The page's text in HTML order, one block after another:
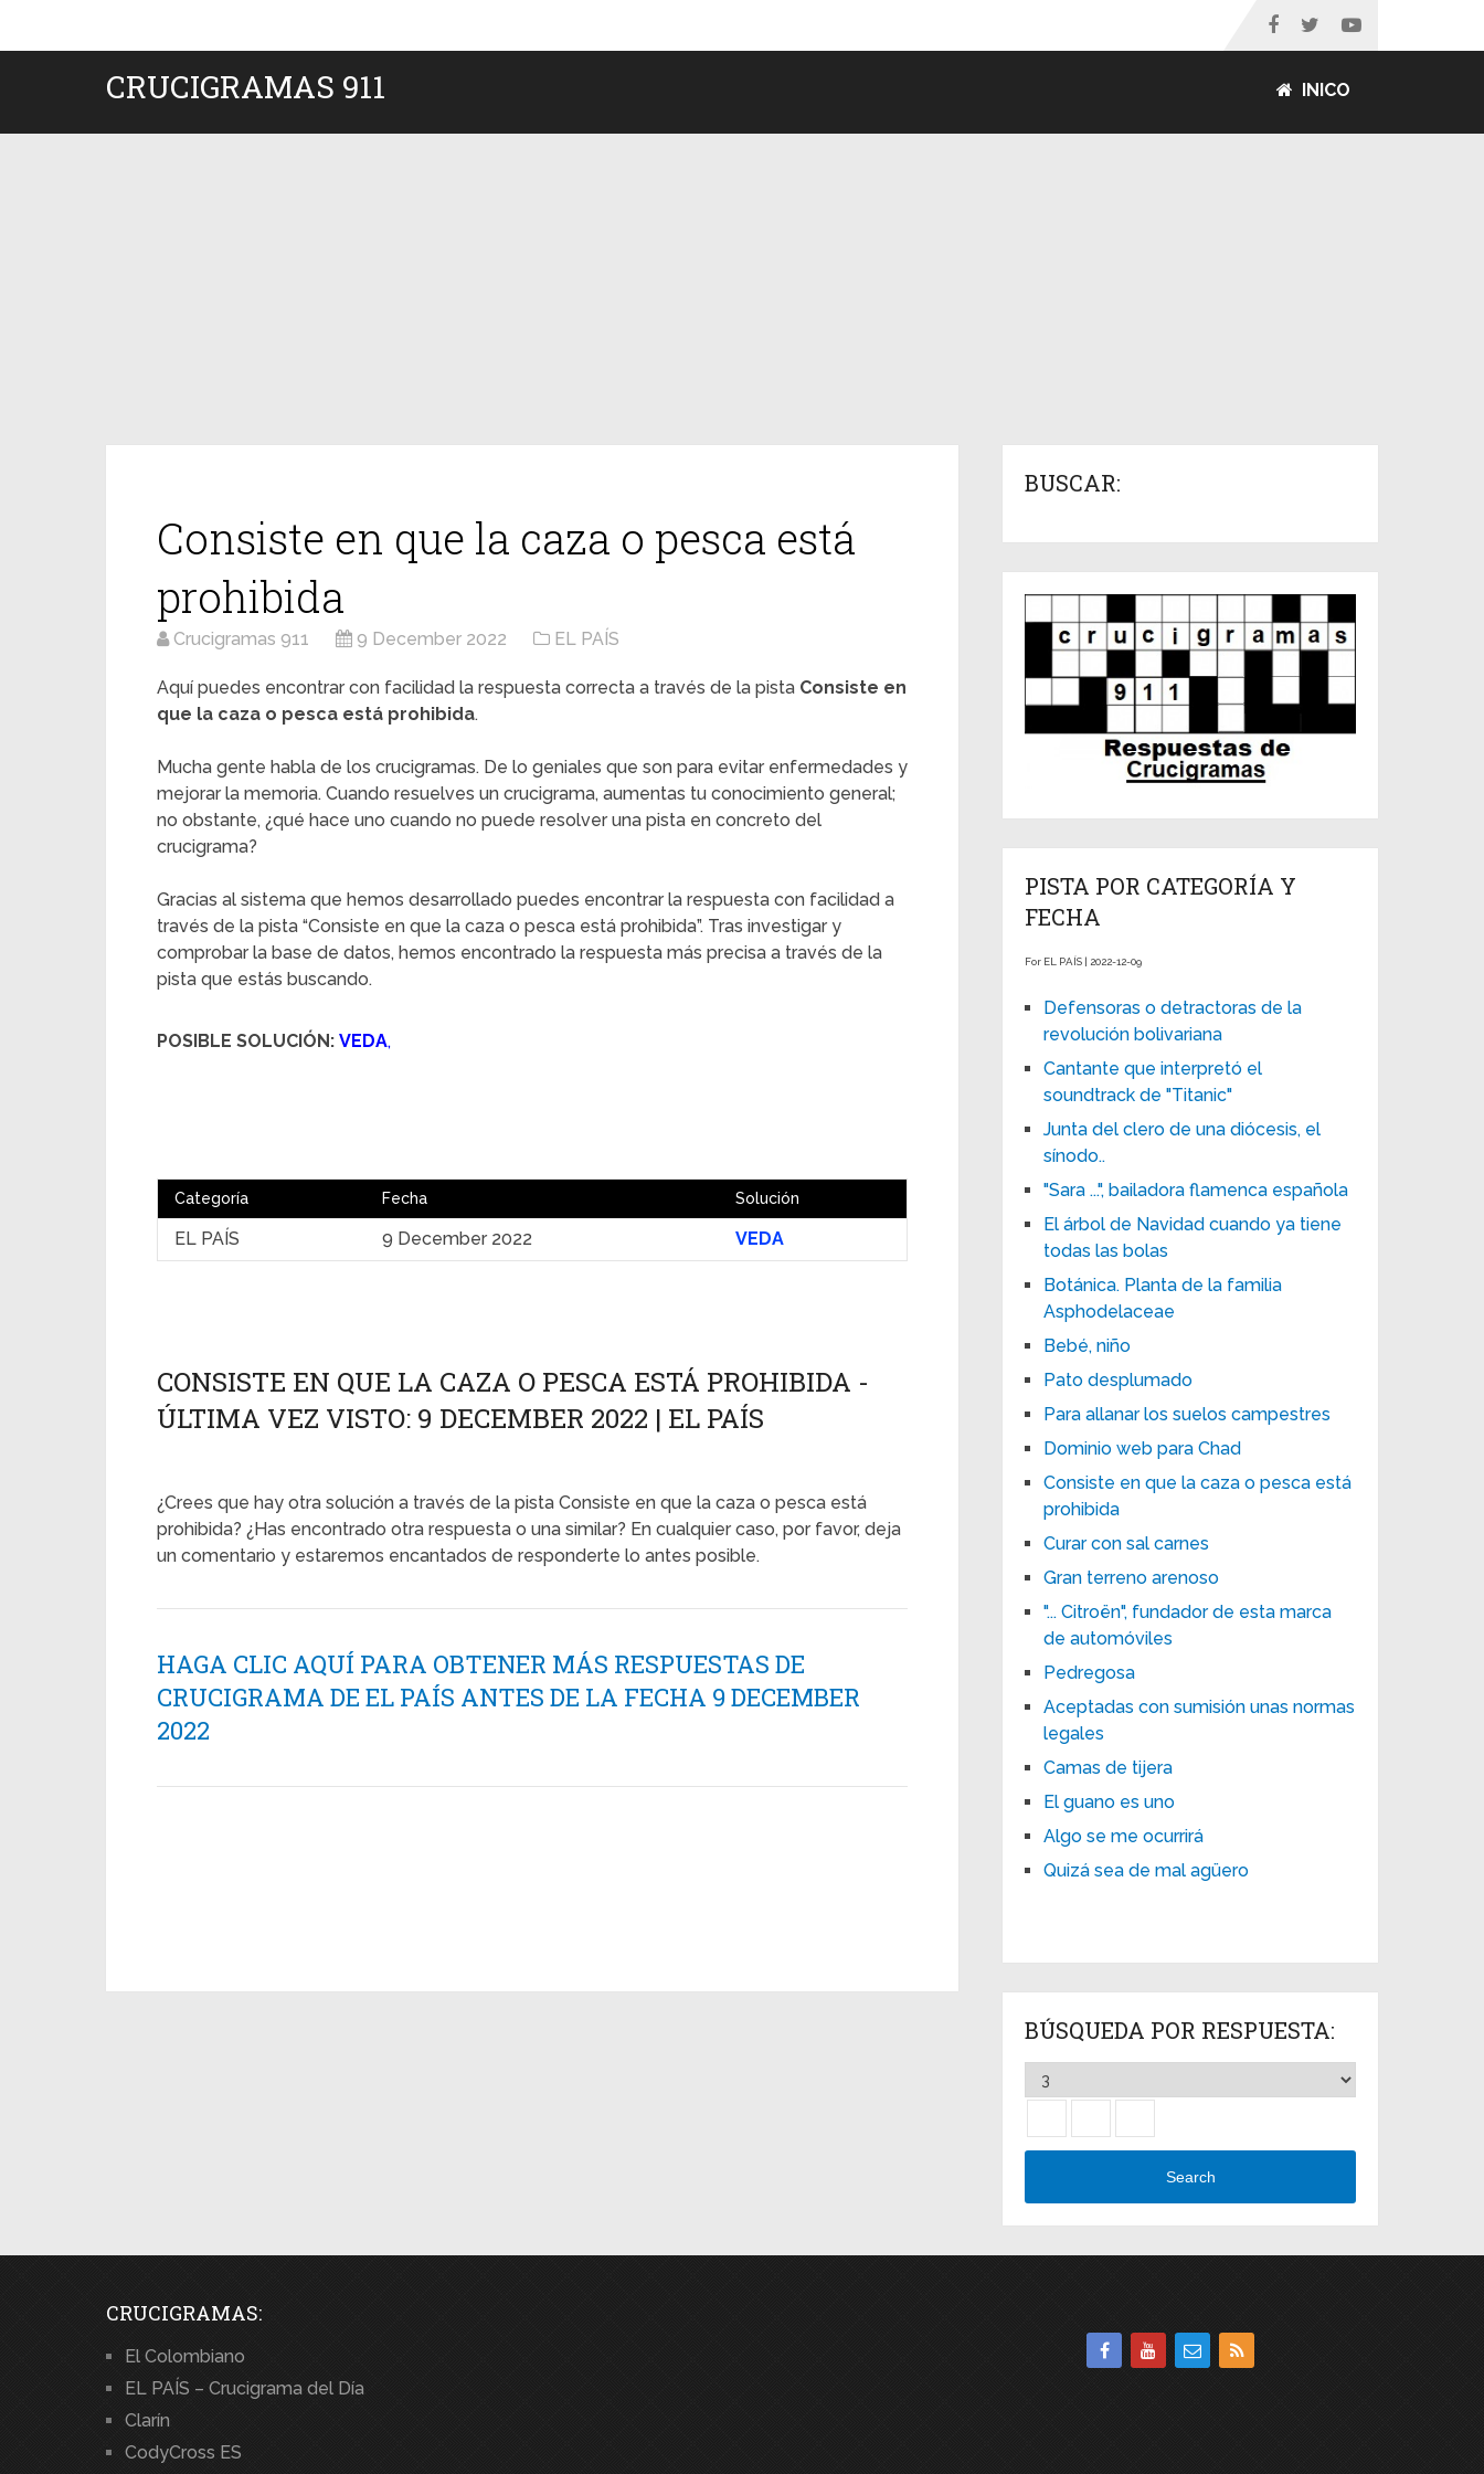
CRUCIGRAMAS 911 INICO
Consiste en que la caza o pesca está
prohibida
Crucigramas 911 9 December 2022 EL PAÍS
Aquí puedes encontrar con facilidad la respuesta correcta a través de la pista Consiste en
que la caza o pesca está prohibida.
Mucha gente habla de los crucigramas. De lo geniales que son para evitar enfermedades y
mejorar la memoria. Cuando resuelves un crucigrama, aumentas tu conocimiento general;
no obstante, ¿qué hace uno cuando no puede resolver una pista en concreto del
crucigrama?
Gracias al sistema que hemos desarrollado puedes encontrar la respuesta con facilidad a
través de la pista “Consiste en que la caza o pesca está prohibida”. Tras investigar y
comprobar la base de datos, hemos encontrado la respuesta más precisa a través de la
pista que estás buscando.
POSIBLE SOLUCIÓN: VEDA,
Categoría Fecha Solución
EL PAÍS 9 December 2022 VEDA
CONSISTE EN QUE LA CAZA O PESCA ESTÁ PROHIBIDA -
ÚLTIMA VEZ VISTO: 9 DECEMBER 2022 | EL PAÍS
¿Crees que hay otra solución a través de la pista Consiste en que la caza o pesca está
prohibida? ¿Has encontrado otra respuesta o una similar? En cualquier caso, por favor, deja
un comentario y estaremos encantados de responderte lo antes posible.
HAGA CLIC AQUÍ PARA OBTENER MÁS RESPUESTAS DE
CRUCIGRAMA DE EL PAÍS ANTES DE LA FECHA 9 DECEMBER
2022
BUSCAR:
PISTA POR CATEGORÍA Y
FECHA
For EL PAÍS | 2022-12-09
Defensoras o detractoras de la
revolución bolivariana
Cantante que interpretó el
soundtrack de "Titanic"
Junta del clero de una diócesis, el
sínodo..
"Sara ...", bailadora flamenca española
El árbol de Navidad cuando ya tiene
todas las bolas
Botánica. Planta de la familia
Asphodelaceae
Bebé, niño
Pato desplumado
Para allanar los suelos campestres
Dominio web para Chad
Consiste en que la caza o pesca está
prohibida
Curar con sal carnes
Gran terreno arenoso
"... Citroën", fundador de esta marca
de automóviles
Pedregosa
Aceptadas con sumisión unas normas
legales
Camas de tijera
El guano es uno
Algo se me ocurrirá
Quizá sea de mal agüero
BÚSQUEDA POR RESPUESTA:
Search
CRUCIGRAMAS:
El Colombiano
EL PAÍS – Crucigrama del Día
Clarín
CodyCross ES